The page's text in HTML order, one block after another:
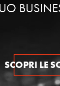
SCOPRI LE